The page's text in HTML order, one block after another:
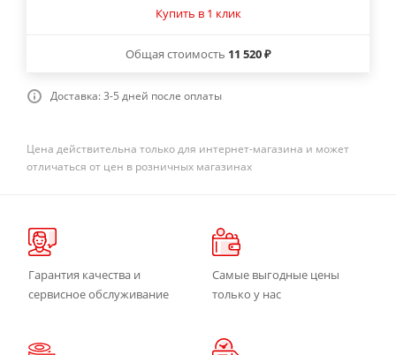
Купить в 1 клик
Общая стоимость 11 520 ₽
Доставка: 3-5 дней после оплаты
Цена действительна только для интернет-магазина и может
отличаться от цен в розничных магазинах
Гарантия качества и
сервисное обслуживание
Самые выгодные цены
только у нас